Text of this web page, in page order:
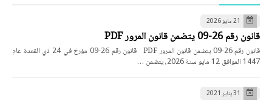
21 مايو 2026
قانون رقم 26-09 يتضمن قانون المرور PDF
قانون رقم 26-09 يتضمن قانون المرور PDF قانون رقم 26-09 مؤرخ في 24 ذي القعدة عام
1447 الموافق 12 مايو سنة 2026، يتضمن …
31 يناير 2021